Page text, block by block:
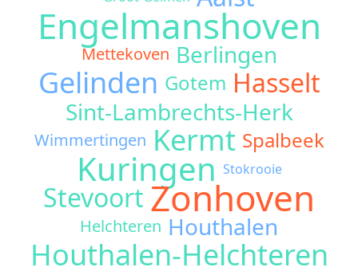
Engelmanshoven
Mettekoven Berlingen
Gelinden Gotem Hasselt
Sint-Lambrechts-Herk
Wimmertingen Kermt Spalbeek
Kuringen Stokrooie
Stevoort Zonhoven
Helchteren Houthalen
Houthalen-Helchteren